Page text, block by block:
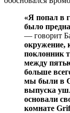
«Я попал в
было
— говорит
окружение,
поклонник
между
больше
мы были в
выпуска
основали
комнате